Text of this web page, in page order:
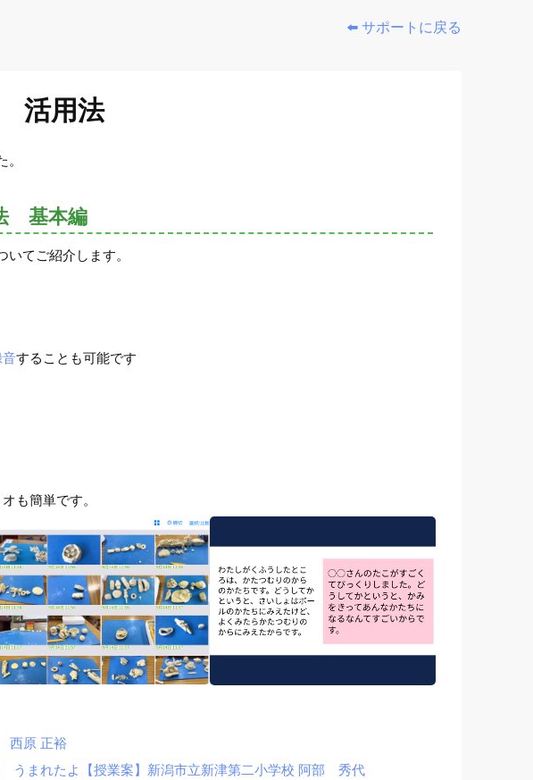
⬅️ サポートに戻る
活用法
基本編
てご紹介します。
することも可能です
も簡単です。
西原 正裕
まれたよ【授業案】新潟市立新津第二小学校 阿部 秀代